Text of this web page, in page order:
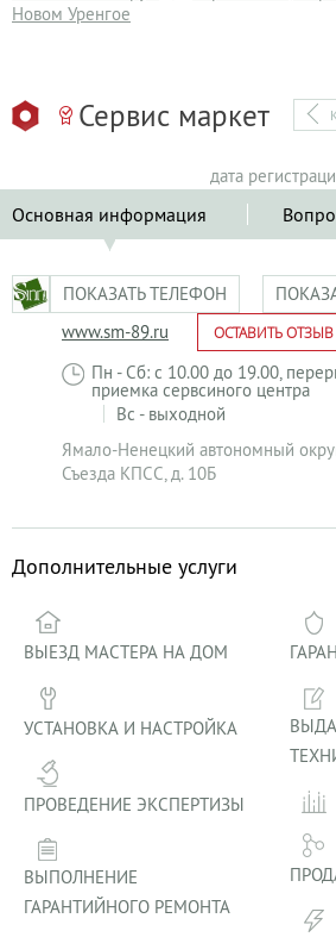
Новом Уренгое
Сервис маркет
дата
Основная информация
ПОКАЗАТЬ ТЕЛЕФОН
www.sm-89.ru
ОСТАВИТЬ ОТЗЫВ
Пн - Сб: с 10.00 до 19.00,
приемка сервсиного центра
Вс - выходной
Ямало-Ненецкий автономный
Съезда КПСС, д. 10Б
Дополнительные услуги
ВЫЕЗД МАСТЕРА НА ДОМ
УСТАНОВКА И НАСТРОЙКА
ПРОВЕДЕНИЕ ЭКСПЕРТИЗЫ
ВЫПОЛНЕНИЕ
ГАРАНТИЙНОГО РЕМОНТА